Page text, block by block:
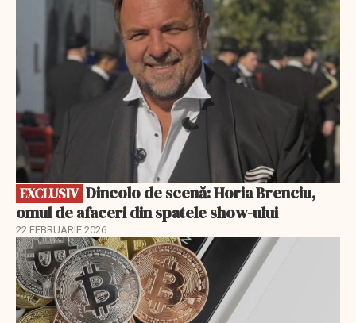
EXCLUSIV
omul de afaceri din spatele show-ului
22 FEBRUARIE 2026